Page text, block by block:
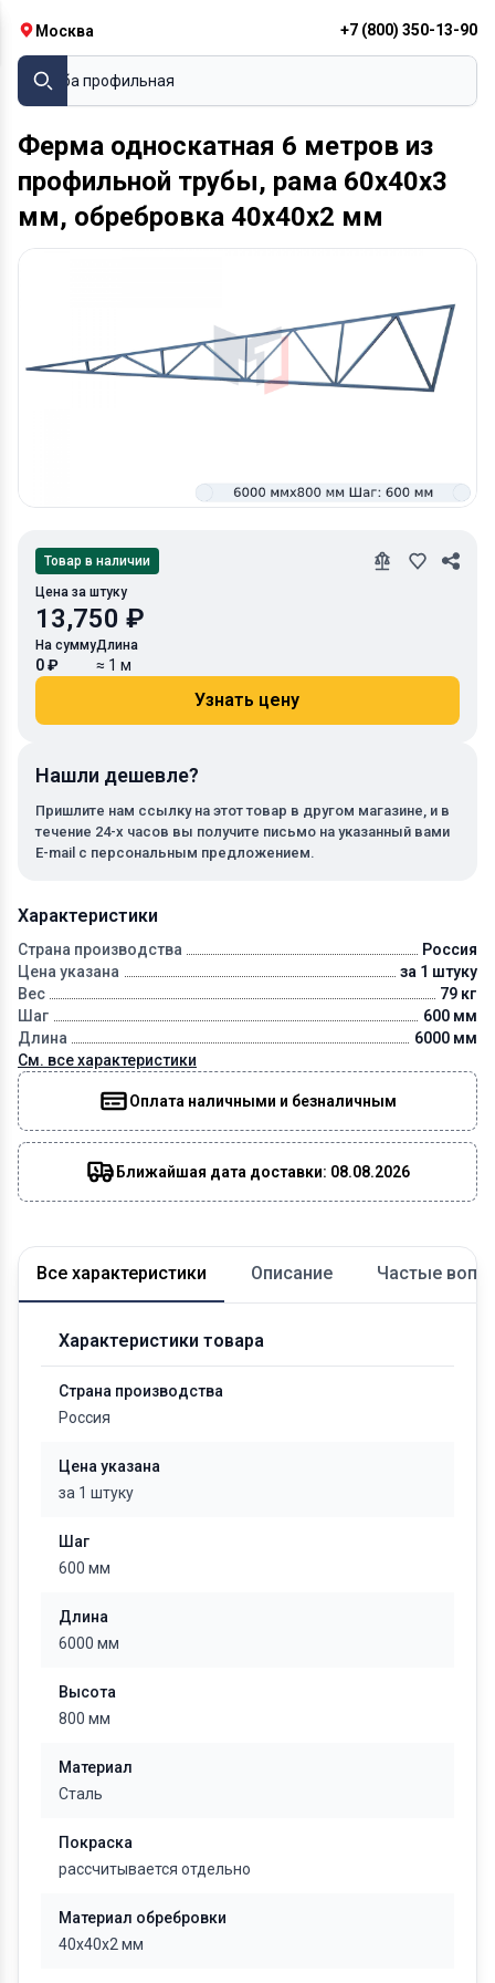
Москва +7 (800) 350-13-90
Труба профильная
Ферма односкатная 6 метров из
профильной трубы, рама 60х40х3
мм, обребровка 40х40х2 мм
Характеристики
Страна производства
Россия
Цена указана
за 1 штуку
Вес
79 кг
Шаг
600 мм
Длина
6000 мм
См. все характеристики
Оплата наличными и безналичным
Ближайшая дата доставки: 08.08.2026
Товар в наличии
Цена за штуку
13,750 ₽
На сумму
0 ₽
Длина
≈ 1 м
Узнать цену
Нашли дешевле?
Пришлите нам ссылку на этот товар в другом магазине, и в
течение 24-х часов вы получите письмо на указанный вами
E-mail с персональным предложением.
Все характеристики Описание Частые
Характеристики товара
Страна производства
Россия
Цена указана
за 1 штуку
Шаг
600 мм
Длина
6000 мм
Высота
800 мм
Материал
Сталь
Покраска
рассчитывается отдельно
Материал обребровки
40х40х2 мм